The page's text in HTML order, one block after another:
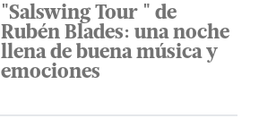
"Salswing Tour " de
Rubén Blades: una noche
llena de buena música y
emociones